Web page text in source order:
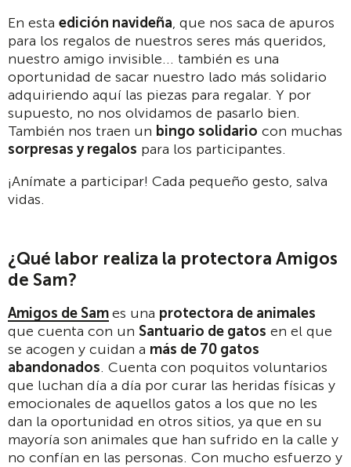
En esta edición navideña, que nos saca de apuros
para los regalos de nuestros seres más queridos,
nuestro amigo invisible... también es una
oportunidad de sacar nuestro lado más solidario
adquiriendo aquí las piezas para regalar. Y por
supuesto, no nos olvidamos de pasarlo bien.
También nos traen un bingo solidario con muchas
sorpresas y regalos para los participantes.
¡Anímate a participar! Cada pequeño gesto, salva
vidas.
¿Qué labor realiza la protectora Amigos
de Sam?
Amigos de Sames una protectora de animales
que cuenta con un Santuario de gatos en el que
se acogen y cuidan a más de 70 gatos
abandonados. Cuenta con poquitos voluntarios
que luchan día a día por curar las heridas físicas y
emocionales de aquellos gatos a los que no les
dan la oportunidad en otros sitios, ya que en su
mayoría son animales que han sufrido en la calle y
no confían en las personas. Con mucho esfuerzo y